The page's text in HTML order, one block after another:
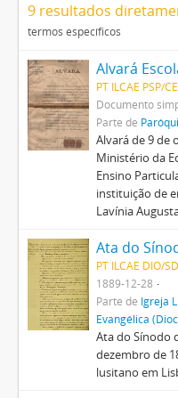
9 resultados
termos específicos
Alvará
PT ILCAE PSP/
Documento
Parte de
Alvará de 9 de
Ministério da
Ensino
instituição de
Lavínia
PT ILCAE DIO/
1889-12-28
Parte de Igreja
Evangélica
Ata do Sínodo
dezembro de
lusitano em